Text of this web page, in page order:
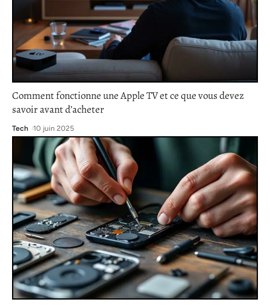
Comment fonctionne une Apple TV et ce que vous devez
savoir avant d’acheter
Tech 10 juin 2025